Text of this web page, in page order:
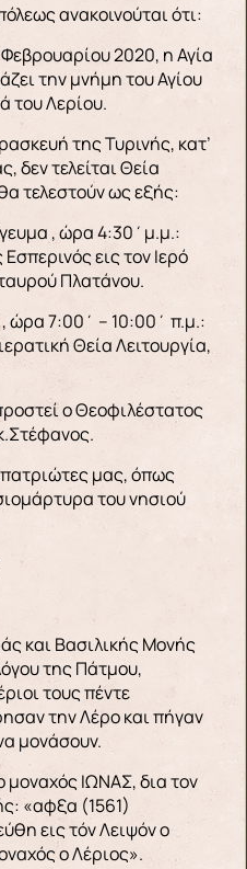
ανακοινούται ότι:
2020, η Αγία
την μνήμη του Αγίου
του Λερίου.
της Τυρινής, κατ’
δεν τελείται Θεία
τελεστούν ως εξής:
, ώρα 4:30΄μ.μ.:
εις τον Ιερό
Πλατάνου.
ώρα 7:00΄ – 10:00΄ π.μ.:
Θεία Λειτουργία,
ο Θεοφιλέστατος
μας, όπως
του νησιού
και Βασιλικής Μονής
της Πάτμου,
τους πέντε
την Λέρο και πήγαν
μονάσουν.
ΙΩΝΑΣ, δια τον
«αφξα (1561)
εις τόν Λειψόν ο
ο Λέριος».